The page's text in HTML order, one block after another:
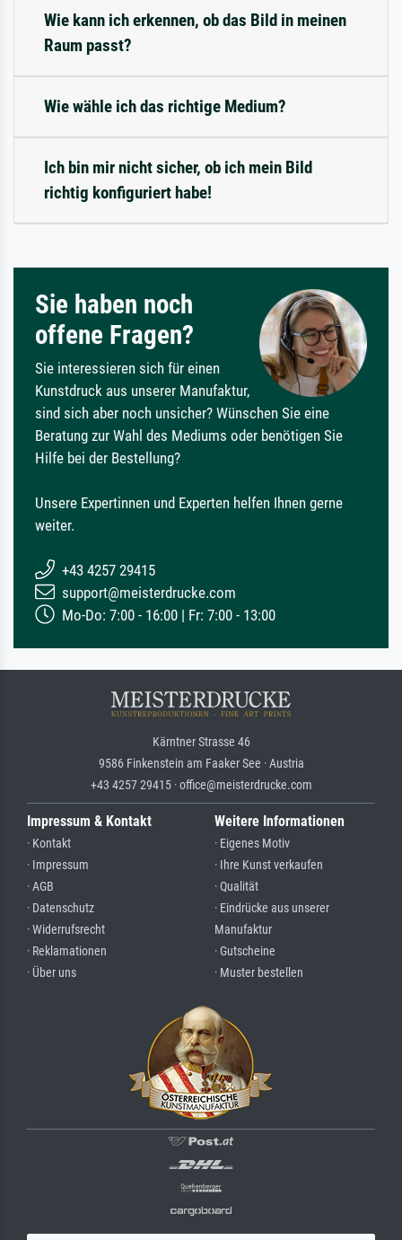
Wie kann ich erkennen, ob das Bild in meinen
Raum passt?
Wie wähle ich das richtige Medium?
Ich bin mir nicht sicher, ob ich mein Bild
richtig konfiguriert habe!
Sie haben noch
offene Fragen?
Sie interessieren sich für einen
Kunstdruck aus unserer Manufaktur,
sind sich aber noch unsicher? Wünschen Sie eine
Beratung zur Wahl des Mediums oder benötigen Sie
Hilfe bei der Bestellung?
Unsere Expertinnen und Experten helfen Ihnen gerne
weiter.
+43 4257 29415
support@meisterdrucke.com
Mo-Do: 7:00 - 16:00 | Fr: 7:00 - 13:00
Kärntner Strasse 46
9586 Finkenstein am Faaker See · Austria
+43 4257 29415 · office@meisterdrucke.com
Impressum & Kontakt
· Kontakt
· Impressum
· AGB
· Datenschutz
· Widerrufsrecht
· Reklamationen
· Über uns
Weitere Informationen
· Eigenes Motiv
· Ihre Kunst verkaufen
· Qualität
· Eindrücke aus unserer
Manufaktur
· Gutscheine
· Muster bestellen